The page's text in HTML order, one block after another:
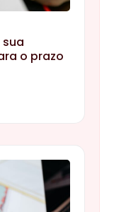
sua
o prazo